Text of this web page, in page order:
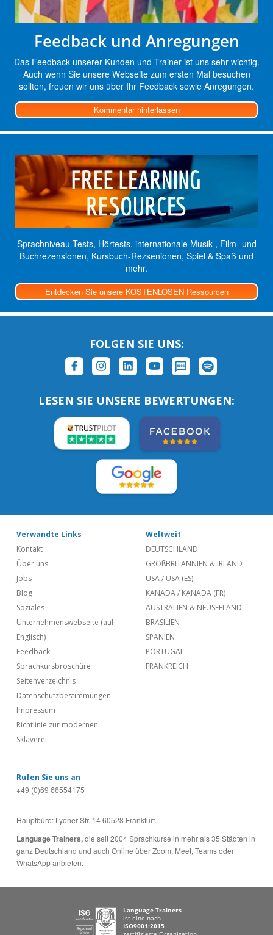
Feedback und Anregungen
Das Feedback unserer Kunden und Trainer ist uns sehr wichtig.
Auch wenn Sie unsere Webseite zum ersten Mal besuchen
sollten, freuen wir uns über Ihr Feedback sowie Anregungen.
Kommentar hinterlassen
Sprachniveau-Tests, Hörtests, internationale Musik-, Film- und
Buchrezensionen, Kursbuch-Rezsenionen, Spiel & Spaß und
mehr.
Entdecken Sie unsere KOSTENLOSEN Ressourcen
FOLGEN SIE UNS:
LESEN SIE UNSERE BEWERTUNGEN:
Verwandte Links
Kontakt
Über uns
Jobs
Blog
Soziales
Unternehmenswebseite (auf
Englisch)
Feedback
Sprachkursbroschüre
Seitenverzeichnis
Datenschutzbestimmungen
Impressum
Richtlinie zur modernen
Sklaverei
Weltweit
DEUTSCHLAND
GROßBRITANNIEN & IRLAND
USA/ USA (ES)
KANADA/ KANADA (FR)
AUSTRALIEN & NEUSEELAND
BRASILIEN
SPANIEN
PORTUGAL
FRANKREICH
Rufen Sie uns an
+49 (0)69 66554175
Hauptbüro: Lyoner Str. 14 60528 Frankfurt.
Language Trainers,die seit 2004 Sprachkurse in mehr als 35 Städten in
ganz Deutschland und auch Online über Zoom, Meet, Teams oder
WhatsApp anbieten.